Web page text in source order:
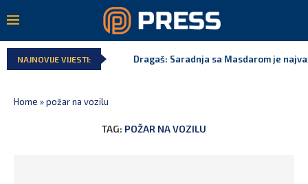
NAJNOVIJE VIJESTI: Dragaš: Saradnja sa Masdarom je
Home »požar na vozilu
TAG: POŽAR NA VOZILU